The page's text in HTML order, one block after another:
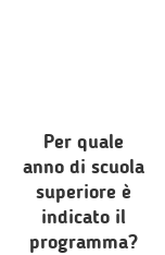
Per quale
anno di scuola
superiore è
indicato il
programma?